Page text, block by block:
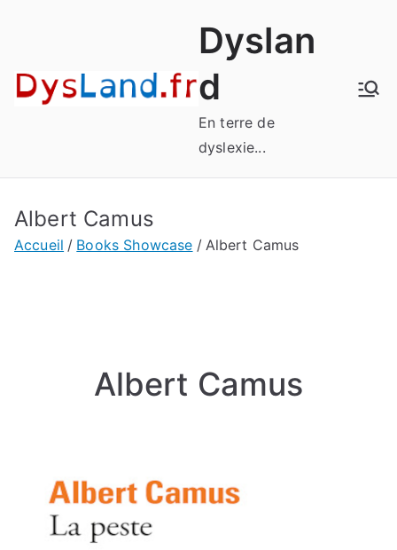
Dyslan
d
En terre de
dyslexie...
Albert Camus
Accueil Books Showcase Albert Camus
Albert Camus